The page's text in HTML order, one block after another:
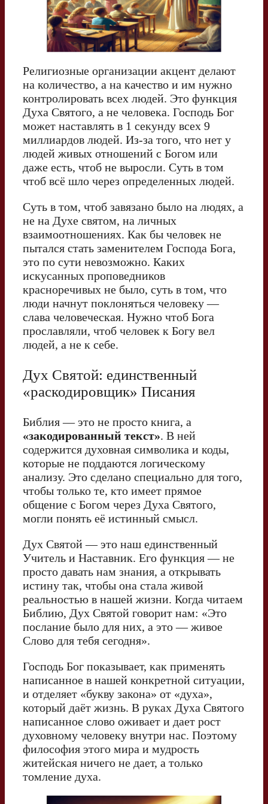
Религиозные организации акцент делают
на количество, а на качество и им нужно
контролировать всех людей. Это функция
Духа Святого, а не человека. Господь Бог
может наставлять в 1 секунду всех 9
миллиардов людей. Из-за того, что нет у
людей живых отношений с Богом или
даже есть, чтоб не выросли. Суть в том
чтоб всё шло через определенных людей.
Суть в том, чтоб завязано было на людях, а
не на Духе святом, на личных
взаимоотношениях. Как бы человек не
пытался стать заменителем Господа Бога,
это по сути невозможно. Каких
искусанных проповедников
красноречивых не было, суть в том, что
люди начнут поклоняться человеку —
слава человеческая. Нужно чтоб Бога
прославляли, чтоб человек к Богу вел
людей, а не к себе.
Дух Святой: единственный
«раскодировщик» Писания
Библия — это не просто книга, а
«закодированный текст». В ней
содержится духовная символика и коды,
которые не поддаются логическому
анализу. Это сделано специально для того,
чтобы только те, кто имеет прямое
общение с Богом через Духа Святого,
могли понять её истинный смысл.
Дух Святой — это наш единственный
Учитель и Наставник. Его функция — не
просто давать нам знания, а открывать
истину так, чтобы она стала живой
реальностью в нашей жизни. Когда читаем
Библию, Дух Святой говорит нам: «Это
послание было для них, а это — живое
Слово для тебя сегодня».
Господь Бог показывает, как применять
написанное в нашей конкретной ситуации,
и отделяет «букву закона» от «духа»,
который даёт жизнь. В руках Духа Святого
написанное слово оживает и дает рост
духовному человеку внутри нас. Поэтому
философия этого мира и мудрость
житейская ничего не дает, а только
томление духа.